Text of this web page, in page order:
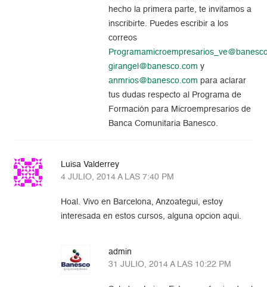
hecho la primera parte, te invitamos a
inscribirte. Puedes escribir a los
correos
girangel@banesco.com y
anmrios@banesco.com para aclarar
tus dudas respecto al Programa de
Formación para Microempresarios de
Banca Comunitaria Banesco.
Luisa Valderrey
4 JULIO, 2014 A LAS 7:40 PM
Hoal. Vivo en Barcelona, Anzoategui, estoy
interesada en estos cursos, alguna opcion aqui.
admin
31 JULIO, 2014 A LAS 10:22 PM